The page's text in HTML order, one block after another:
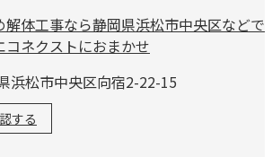
松市中央区向宿2-22-15
する